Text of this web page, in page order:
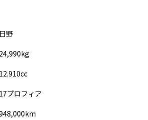
日野
24,990kg
12.910cc
17プロフィア